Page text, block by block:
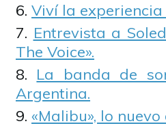
Viví la experiencia
Entrevista a
The Voice».
La banda de
Argentina.
«Malibu», lo